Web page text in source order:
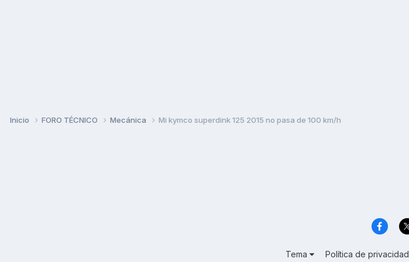
Inicio FORO TÉCNICO Mecánica Mi kymco superdink 125 2015 no pasa de 100 km/h
Tema Política de privacidad